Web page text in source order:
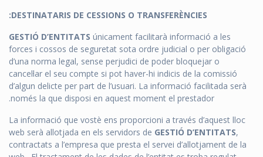
DESTINATARIS DE CESSIONS O TRANSFERÈNCIES:
GESTIÓ D’ENTITATS únicament facilitarà informació a les
forces i cossos de seguretat sota ordre judicial o per obligació
d’una norma legal, sense perjudici de poder bloquejar o
cancel·lar el seu compte si pot haver-hi indicis de la comissió
d’algun delicte per part de l’usuari. La informació facilitada serà
només la que disposi en aquest moment el prestador.
La informació que vostè ens proporcioni a través d’aquest lloc
web serà allotjada en els servidors de GESTIÓ D’ENTITATS,
contractats a l’empresa que presta el servei d’allotjament de la